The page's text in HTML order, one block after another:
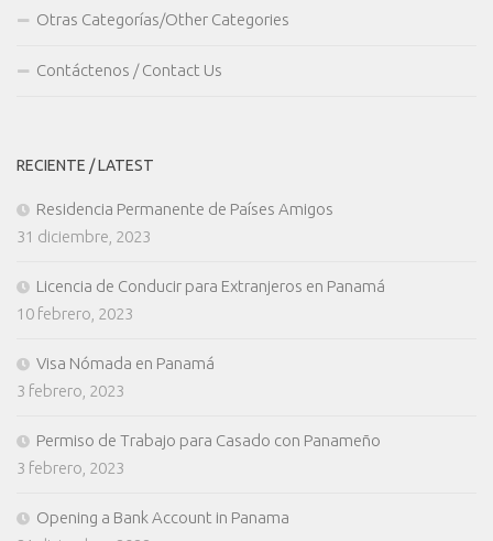
Otras Categorías/Other Categories
Contáctenos / Contact Us
RECIENTE / LATEST
Residencia Permanente de Países Amigos
31 diciembre, 2023
Licencia de Conducir para Extranjeros en Panamá
10 febrero, 2023
Visa Nómada en Panamá
3 febrero, 2023
Permiso de Trabajo para Casado con Panameño
3 febrero, 2023
Opening a Bank Account in Panama